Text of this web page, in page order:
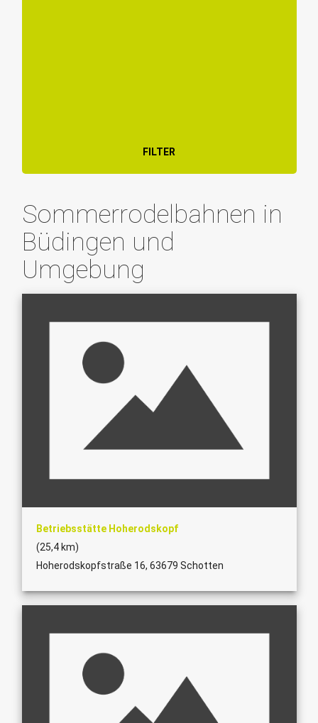
FILTER
Sommerrodelbahnen in
Büdingen und
Umgebung
Betriebsstätte Hoherodskopf
(25,4 km)
Hoherodskopfstraße 16, 63679 Schotten